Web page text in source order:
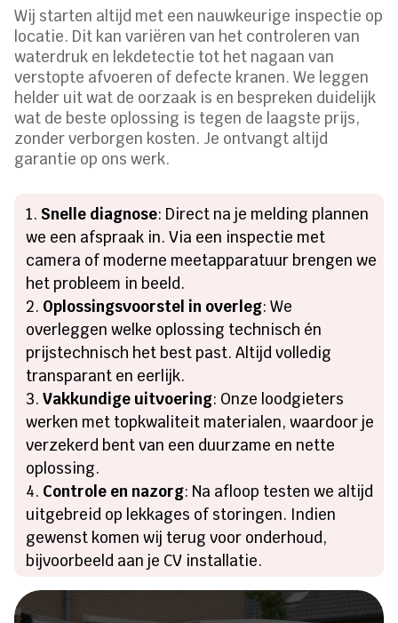
Wij starten altijd met een nauwkeurige inspectie op
locatie. Dit kan variëren van het controleren van
waterdruk en lekdetectie tot het nagaan van
verstopte afvoeren of defecte kranen. We leggen
helder uit wat de oorzaak is en bespreken duidelijk
wat de beste oplossing is tegen de laagste prijs,
zonder verborgen kosten. Je ontvangt altijd
garantie op ons werk.
Snelle diagnose: Direct na je melding plannen
we een afspraak in. Via een inspectie met
camera of moderne meetapparatuur brengen we
het probleem in beeld.
Oplossingsvoorstel in overleg: We
overleggen welke oplossing technisch én
prijstechnisch het best past. Altijd volledig
transparant en eerlijk.
Vakkundige uitvoering: Onze loodgieters
werken met topkwaliteit materialen, waardoor je
verzekerd bent van een duurzame en nette
oplossing.
Controle en nazorg: Na afloop testen we altijd
uitgebreid op lekkages of storingen. Indien
gewenst komen wij terug voor onderhoud,
bijvoorbeeld aan je CV installatie.